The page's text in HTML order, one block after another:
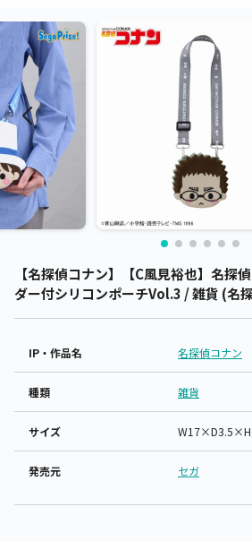
【名探偵コナン】【C風見裕也】名
ダー付シリコンポーチVol.3 / 雑貨 (名
IP・作品名 名探偵コナン
種類 雑貨
サイズ
発売元 セガ